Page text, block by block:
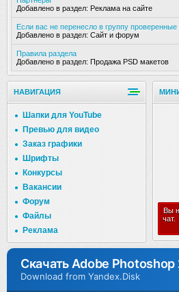
Добавлено в раздел: Реклама на сайте
Если вас не перенесло в группу проверенные
Добавлено в раздел: Сайт и форум
Правила раздела
Добавлено в раздел: Продажа PSD макетов
НАВИГАЦИЯ
Шапки для YouTube
Превью для видео
Заказ графики
Шрифты
Конкурсы
Вакансии
Форум
Файлы
Реклама
Вы
чат.
Скачать Adobe Photoshop
Download from Yandex.Disk